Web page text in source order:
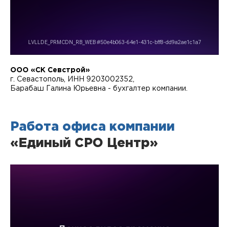
ООО «СК Севстрой»
г. Севастополь, ИНН 9203002352,
Барабаш Галина Юрьевна - бухгалтер компании.
Работа офиса компании
«Единый СРО Центр»